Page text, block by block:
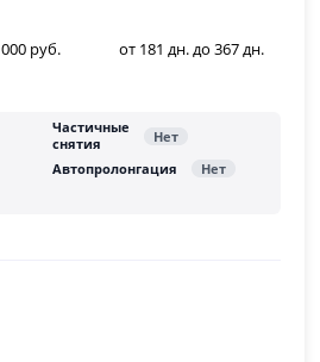
руб. от 181 дн. до 367 дн.